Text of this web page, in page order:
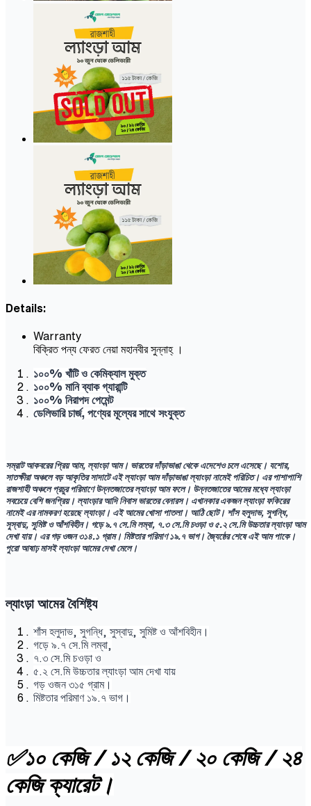
Details:
Warranty
বিক্রিত পন্য ফেরত নেয়া মহানবীর সুন্নাহ্ ।
১০০% খাঁটি ও কেমিক্যাল মুক্ত
১০০% মানি ব্যাক গ্যারান্টি
১০০% নিরাপদ পেমেন্ট
ডেলিভারি চার্জ, পণ্যের মূল্যের সাথে সংযুক্ত
সম্রাট আকবরের প্রিয় আম, ল্যাংড়া আম। ভারতের দাঁড়াভাঙা থেকে এদেশেও চলে এসেছে। যশোর,
সাতক্ষীরা অঞ্চলে বড় আকৃতির সাদাটে এই ল্যাংড়া আম দাঁড়াভাঙা ল্যাংড়া নামেই পরিচিত। এর পাশাপাশি
রাজশাহী অঞ্চলে প্রচুর পরিমাণে উন্নতজাতের ল্যাংড়া আম ফলে। উন্নতজাতের আমের মধ্যে ল্যাংড়া
সবচেয়ে বেশি জনপ্রিয়। ল্যাংড়ার আদি নিবাস ভারতের বেনারস। এখানকার একজন ল্যাংড়া ফকিরের
নামেই এর নামকরণ হয়েছে ল্যাংড়া। এই আমের খোসা পাতলা। আঠি ছোট। শাঁস হলুদাভ, সুগন্ধি,
সুস্বাদু, সুমিষ্ট ও আঁশবিহীন। গড়ে ৯.৭ সে.মি লম্বা, ৭.৩ সে.মি চওড়া ও ৫.২ সে.মি উচ্চতার ল্যাংড়া আম
দেখা যায়। এর গড় ওজন ৩১৪.১ গ্রাম। মিষ্টতার পরিমাণ ১৯.৭ ভাগ। জ্যৈষ্ঠের শেষে এই আম পাকে।
পুরো আষাঢ় মাসই ল্যাংড়া আমের দেখা মেলে।
ল্যাংড়া আমের বৈশিষ্ট্য
শাঁস হলুদাভ, সুগন্ধি, সুস্বাদু, সুমিষ্ট ও আঁশবিহীন।
গড়ে ৯.৭ সে.মি লম্বা,
৭.৩ সে.মি চওড়া ও
৫.২ সে.মি উচ্চতার ল্যাংড়া আম দেখা যায়
গড় ওজন ৩১৫ গ্রাম।
মিষ্টতার পরিমাণ ১৯.৭ ভাগ।
✅১০ কেজি / ১২ কেজি / ২০ কেজি / ২৪
কেজি ক্যারেট।